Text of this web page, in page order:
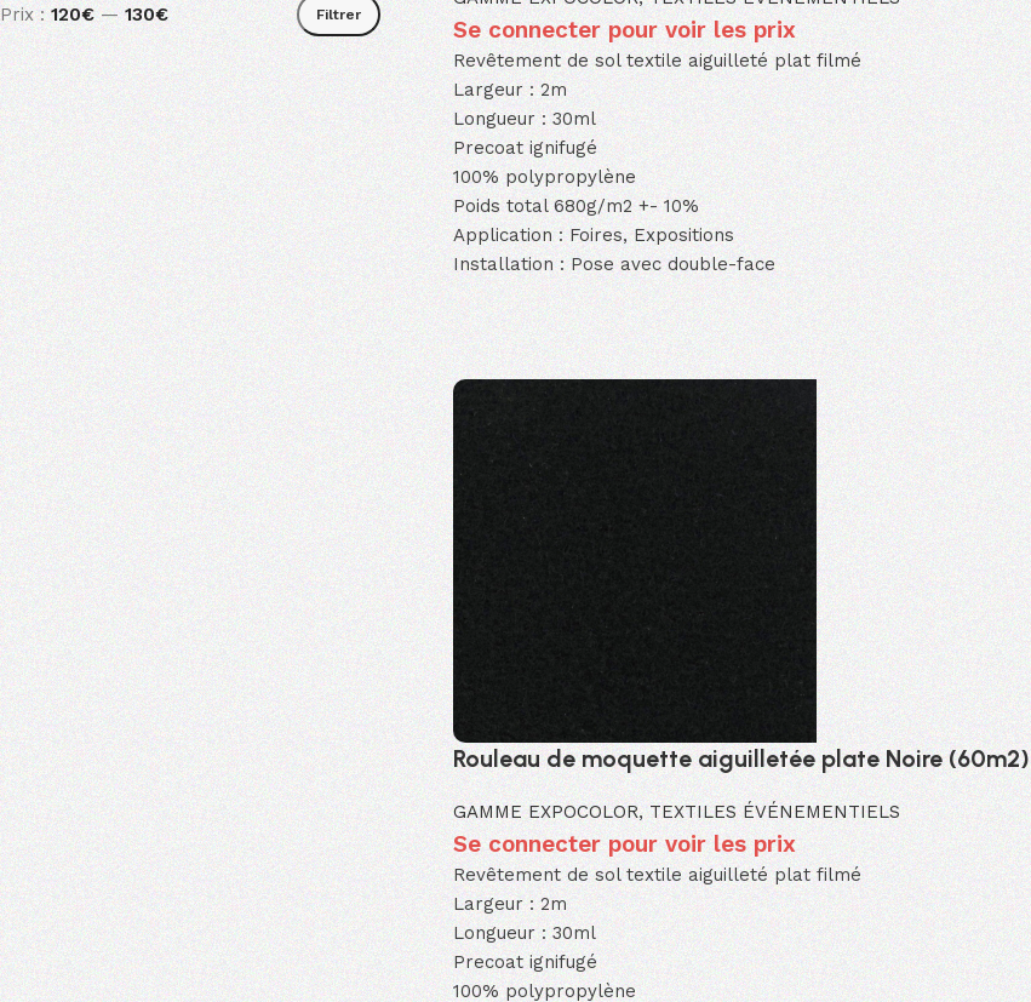
Filtrer
Prix :120€—130€
Se connecter pour voir les prix
Revêtement de sol textile aiguilleté plat filmé
Largeur : 2m
Longueur : 30ml
Precoat ignifugé
100% polypropylène
Poids total 680g/m2 +- 10%
Application : Foires, Expositions
Installation : Pose avec double-face
Rouleau de moquette aiguilletée plate Noire (60m2)
GAMME EXPOCOLOR,TEXTILES ÉVÉNEMENTIELS
Se connecter pour voir les prix
Revêtement de sol textile aiguilleté plat filmé
Largeur : 2m
Longueur : 30ml
Precoat ignifugé
100% polypropylène